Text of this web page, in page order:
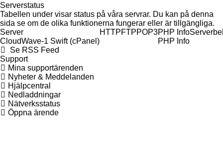
Se RSS Feed
Mina supportärenden
Nyheter & Meddelanden
Hjälpcentral
Nedladdningar
Nätverksstatus
Öppna ärende
Serverstatus
Tabellen under visar status på våra servrar. Du kan på denna
sida se om de olika funktionerna fungerar eller är tillgängliga.
Server
HTTPFTPPOP3PHP Info
CloudWave-1 Swift (cPanel)
PHP Info